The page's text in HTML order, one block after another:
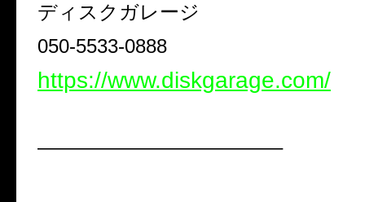
ディスクガレージ
050-5533-0888
https://www.diskgarage.com/
————————————–